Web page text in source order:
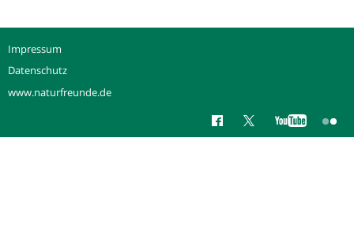
Impressum
Datenschutz
www.naturfreunde.de